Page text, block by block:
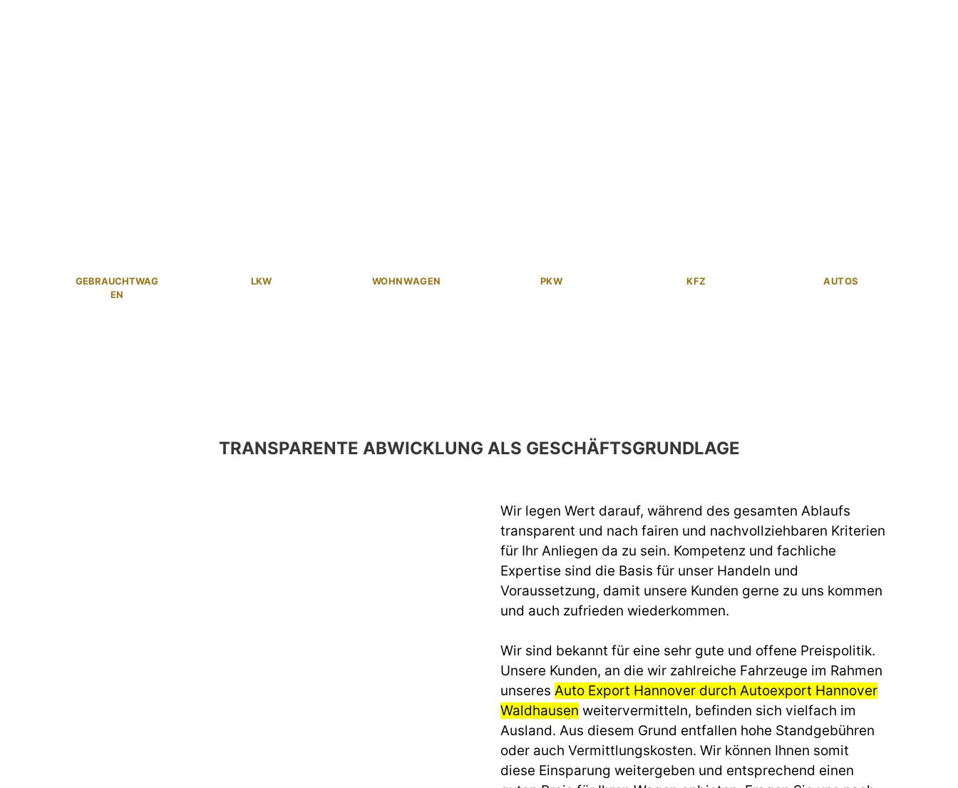
GEBRAUCHTWAG
EN
LKW WOHNWAGEN PKW KFZ AUTOS
TRANSPARENTE ABWICKLUNG ALS GESCHÄFTSGRUNDLAGE
Wir legen Wert darauf, während des gesamten Ablaufs
transparent und nach fairen und nachvollziehbaren Kriterien
für Ihr Anliegen da zu sein. Kompetenz und fachliche
Expertise sind die Basis für unser Handeln und
Voraussetzung, damit unsere Kunden gerne zu uns kommen
und auch zufrieden wiederkommen.
Wir sind bekannt für eine sehr gute und offene Preispolitik.
Unsere Kunden, an die wir zahlreiche Fahrzeuge im Rahmen
unseres Auto Export Hannover durch Autoexport Hannover
Waldhausen weitervermitteln, befinden sich vielfach im
Ausland. Aus diesem Grund entfallen hohe Standgebühren
oder auch Vermittlungskosten. Wir können Ihnen somit
diese Einsparung weitergeben und entsprechend einen